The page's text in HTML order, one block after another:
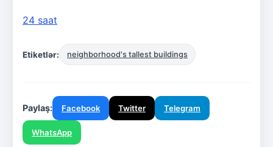
24 saat
Etiketlər: neighborhood's tallest buildings
Paylaş: Facebook Twitter Telegram
WhatsApp